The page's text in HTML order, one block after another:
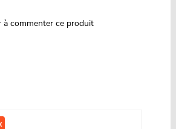
à commenter ce produit